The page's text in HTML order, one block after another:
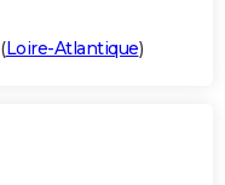
(Loire-Atlantique)